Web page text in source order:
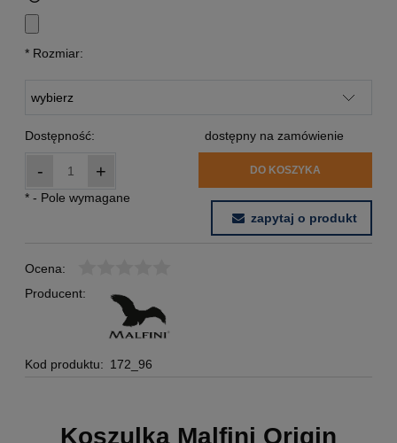
* Rozmiar:
Dostępność: dostępny na zamówienie
- + DO KOSZYKA
* - Pole wymagane
zapytaj o produkt
Ocena:
Producent:
Kod produktu: 172_96
Koszulka Malfini Origin